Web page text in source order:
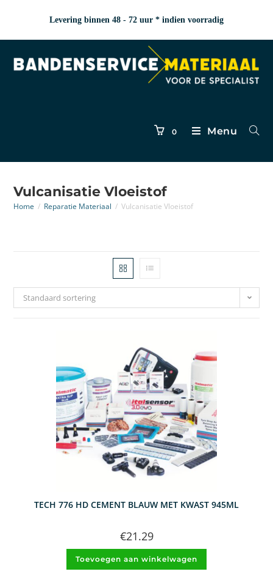
Levering binnen 48 - 72 uur * indien voorradig
0 Menu
Vulcanisatie Vloeistof
Home / Reparatie Materiaal / Vulcanisatie Vloeistof
Standaard sortering
TECH 776 HD CEMENT BLAUW MET KWAST 945ML
€21.29
Toevoegen aan winkelwagen